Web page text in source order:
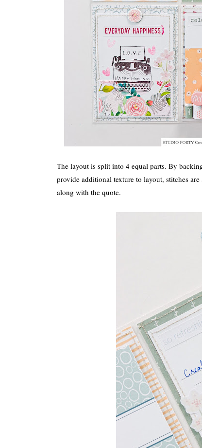
The layout is split into 4 equal parts. By
provide additional texture to layout, stitches
along with the quote.